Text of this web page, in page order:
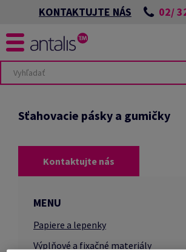
KONTAKTUJTE NÁS 02/
Sťahovacie pásky a gumičky
Kontaktujte nás
MENU
Papiere a lepenky
Výplňové a fixačné materiály